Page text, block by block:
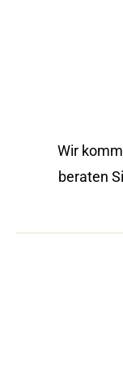
Wir
beraten